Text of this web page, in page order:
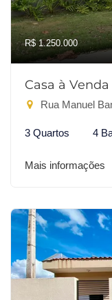
R$ 1.250.000
Casa à
Rua Manuel
3 Quartos 4
Mais informações